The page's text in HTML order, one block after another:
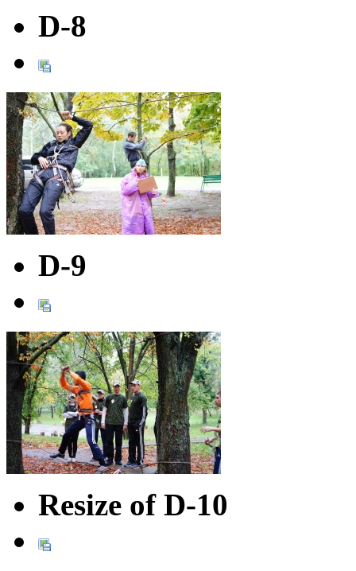
D-8
D-9
Resize of D-10